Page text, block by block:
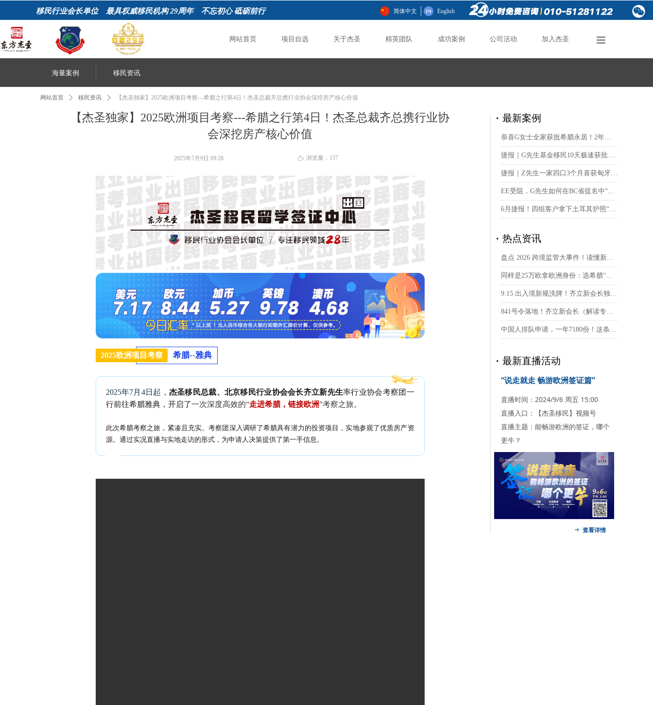
移民行业会长单位 最具权威移民机构29周年 不忘初心 砥砺前行
网站首页 项目自选 关于杰圣 精英团队 成功案例 公司活动 加入杰圣
简体中文 English
【杰圣独家】2025欧洲项目考察---希腊之行第4日！杰圣总裁齐总携行业协
会深挖房产核心价值
网站首页 ꄲ 移民资讯 ꄲ 【杰圣独家】2025欧洲项目考察---希腊之行第4日！杰圣总裁齐总携行业协会深挖房产核心价值
2025欧洲项目考察 希腊--雅典
2025年7月4日起， 杰圣移民总裁、北京移民行业协会会长齐立新先生率行业协会考察团一
行前往希腊雅典，开启了一次深度高效的“走进希腊，链接欧洲”考察之旅。
此次希腊考察之旅，紧凑且充实。考察团深入调研了希腊具有潜力的投资项目，实地参观了优质房产资
源。通过实况直播与实地走访的形式，为申请人决策提供了第一手信息。
2025年7月9日 09:28 ꄘ 浏览量： 137
· 最新案例
恭喜G女士全家获批希腊永居！2年拿卡：慢，是2026年最好的消息
捷报｜G先生基金移民10天极速获批！葡萄牙移民局“效率革命"真的来了
捷报｜Z先生一家四口3个月喜获匈牙利10年长居，25万欧欧盟卡越变越香
EE受阻，G先生如何在BC省提名中“柳暗花明”？见证杰圣29年守护的力量
6月捷报！四组客户拿下土耳其护照“入场券”，40万美元合规路径稳稳落地
· 热点资讯
盘点 2026 跨境监管大事件！读懂新规，理性看待第二身份规划
同样是25万欧拿欧洲身份：选希腊“不动产”还是匈牙利“灵活投资”？硬核测评来了
9.15 出入境新规洗牌！齐立新会长独家解读：4个核心标准，选出靠谱移民机构
841号令落地！齐立新会长（解读专家）：监管时代下，移民申请人务必看清这些变化
中国人排队申请，一年7180份！这条低成本身份通道迎来合规清算期
· 最新直播活动
“说走就走 畅游欧洲签证篇”
直播时间：2024/9/6 周五 15:00
直播入口：【杰圣移民】视频号
直播主题：能畅游欧洲的签证，哪个
更牛？
海量案例 移民资讯
ꁹ 查看详情